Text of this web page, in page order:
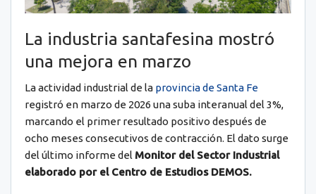
La industria santafesina mostró
una mejora en marzo
La actividad industrial de la provincia de Santa Fe
registró en marzo de 2026 una suba interanual del 3%,
marcando el primer resultado positivo después de
ocho meses consecutivos de contracción. El dato surge
del último informe del Monitor del Sector Industrial
elaborado por el Centro de Estudios DEMOS.